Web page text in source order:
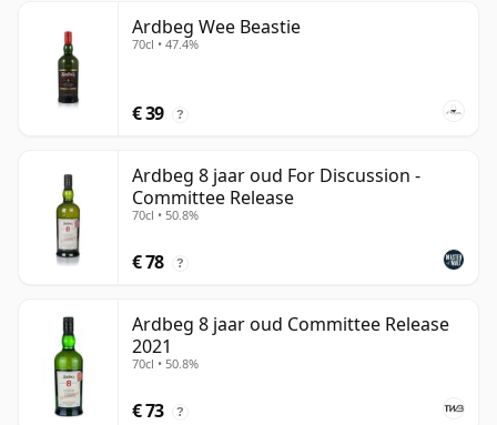
Ardbeg Wee Beastie
70cl • 47.4%
€ 39 ?
Ardbeg 8 jaar oud For Discussion -
Committee Release
70cl • 50.8%
€ 78 ?
Ardbeg 8 jaar oud Committee Release
2021
70cl • 50.8%
€ 73 ?